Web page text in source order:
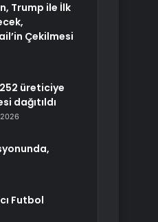
Trump ile İlk
Çekilmesi
üreticiye
dağıtıldı
Futbol